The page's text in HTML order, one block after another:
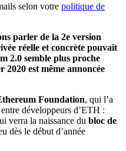
selon votre politique de
parler de la 2e version
réelle et concrète pouvait
2.0 semble plus proche
est même annoncée
Foundation, qui l’a
entre développeurs d’ETH :
verra la naissance du bloc de
dès le début d’année